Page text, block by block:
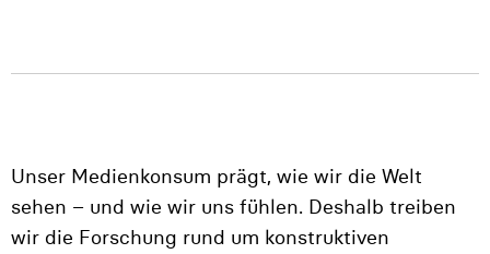
Unser Medienkonsum prägt, wie wir die Welt
sehen – und wie wir uns fühlen. Deshalb treiben
wir die Forschung rund um konstruktiven